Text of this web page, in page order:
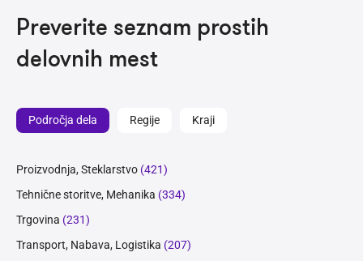
Preverite seznam prostih
delovnih mest
Področja dela Regije Kraji
Proizvodnja, Steklarstvo (421)
Tehnične storitve, Mehanika (334)
Trgovina (231)
Transport, Nabava, Logistika (207)